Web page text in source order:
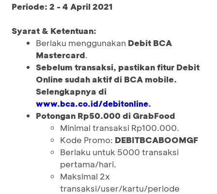
Periode: 2 - 4 April 2021
Syarat & Ketentuan:
Berlaku menggunakan Debit BCA
Mastercard.
Sebelum transaksi, pastikan fitur Debit
Online sudah aktif di BCA mobile.
Selengkapnya di
www.bca.co.id/debitonline.
Potongan Rp50.000 di GrabFood
Minimal transaksi Rp100.000.
Kode Promo: DEBITBCABOOMGF
Berlaku untuk 5000 transaksi
pertama/hari.
Maksimal 2x
transaksi/user/kartu/periode